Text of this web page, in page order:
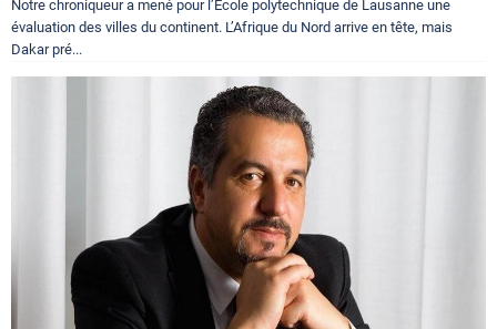
Notre chroniqueur a mené pour l’Ecole polytechnique de Lausanne une
évaluation des villes du continent. L’Afrique du Nord arrive en tête, mais
Dakar pré...